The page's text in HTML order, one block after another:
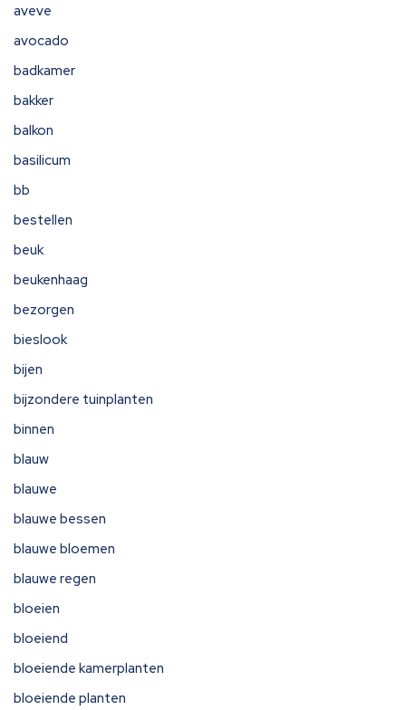
aveve
avocado
badkamer
bakker
balkon
basilicum
bb
bestellen
beuk
beukenhaag
bezorgen
bieslook
bijen
bijzondere tuinplanten
binnen
blauw
blauwe
blauwe bessen
blauwe bloemen
blauwe regen
bloeien
bloeiend
bloeiende kamerplanten
bloeiende planten